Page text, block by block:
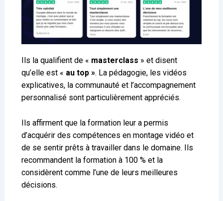
Ils la qualifient de « masterclass » et disent
qu’elle est « au top ». La pédagogie, les vidéos
explicatives, la communauté et l’accompagnement
personnalisé sont particulièrement appréciés.
Ils affirment que la formation leur a permis
d’acquérir des compétences en montage vidéo et
de se sentir prêts à travailler dans le domaine. Ils
recommandent la formation à 100 % et la
considèrent comme l’une de leurs meilleures
décisions.